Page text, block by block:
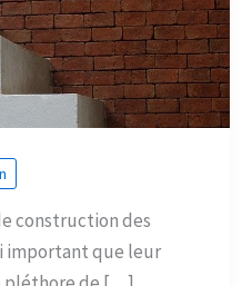
construction des
important que leur